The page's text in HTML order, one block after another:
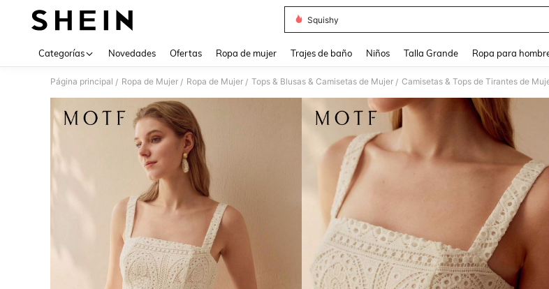
Squishy
Categorías Novedades Ofertas Ropa de mujer Trajes de baño Niños Talla Grande Ropa para
Página principal / Ropa de Mujer / Ropa de Mujer / Tops & Blusas & Camisetas de Mujer / Camisetas & Tops de Tirantes de